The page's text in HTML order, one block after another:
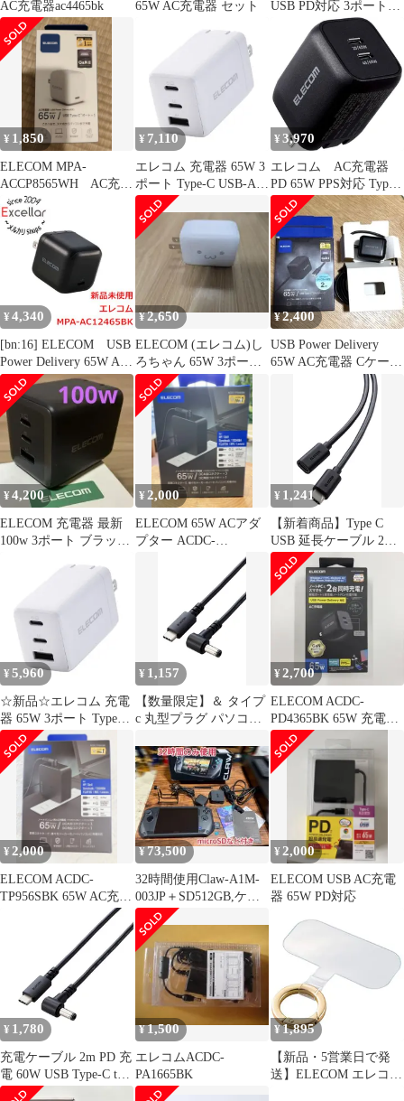
AC充電器ac4465bk 65W AC充電器 セット
USB PD対応 3ポート
Type-C USB-A
¥ 1,850
ELECOM MPA-
ACCP8565WH AC充電
器 ホワイト USB-C
¥ 7,110
エレコム 充電器 65W 3
ポート Type-C USB-A
USB PD対応 スイング
式プラグ採用 ホワイト
EC-AC10367WHas
ae8c5c64
¥ 3,970
エレコム AC充電器
PD 65W PPS対応 Type-
C×2 折りたたみプラグ
小型 軽量（ブラック）
ACDC-PD4365BK
¥ 4,340
[bn:16] ELECOM USB
Power Delivery 65W AC
充電器 MPA-
AC12465BK ブラック
¥2,650
ELECOM (エレコム)し
ろちゃん 65W 3ポー
ト 充電器
¥2,400
USB Power Delivery
65W AC充電器 Cケーブ
¥4,200
ELECOM 充電器 最新
100w 3ポート ブラッ
¥ 2,000
ELECOM 65W ACアダ
プター ACDC-
¥ 1,241
【新着商品】Type C
USB 延長ケーブル 2m
USB2.0 480Mbps エレコ
ム PD 65W対応 ブラッ
ク MPA-ECC20BK
¥ 5,960
☆新品☆エレコム 充電
器 65W 3ポート Type-C
USB-A USB PD対応 ス
イング式プラグ採用 ホ
ワイト EC-AC10367WH
be5fe13e
¥ 1,157
【数量限定】＆ タイプ
c 丸型プラグ パソコン
2.5mm) 60W 用 PD対応
東芝/富士通/NEC 2m
【サビに強く信号劣化
を抑える金メッキピン
コネクターを採用】 充
電ケーブル ブラック エ
レコム DC-PDF20BK
¥2,700
ELECOM ACDC-
PD4365BK 65W 充電器
本体
¥ 2,000
ELECOM ACDC-
TP956SBK 65W AC充電
¥73,500
32時間使用Claw-A1M-
003JP＋SD512GB,ケー
ス,充電ケーブル
¥ 2,000
ELECOM USB AC充電
器 65W PD対応
¥ 1,780
充電ケーブル 2m PD 充
電 60W USB Type-C to
DC丸型プラグ
¥1,500
エレコムACDC-
PA1665BK
¥1,895
【新品・5営業日で発
送】ELECOM エレコム